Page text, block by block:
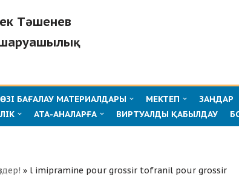
Тәшенев
БАҒАЛАУ МАТЕРИАЛДАРЫ МЕКТЕП ЗАҢДАР
АТА-АНАЛАРҒА ВИРТУАЛДЫ ҚАБЫЛДАУ
» l imipramine pour grossir tofranil pour grossir